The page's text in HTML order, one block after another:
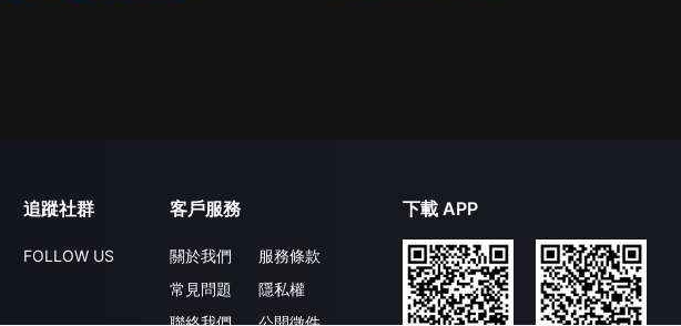
追蹤社群
FOLLOW US
客戶服務
關於我們
常見問題
聯絡我們
服務條款
隱私權
公開徵件
下載 APP